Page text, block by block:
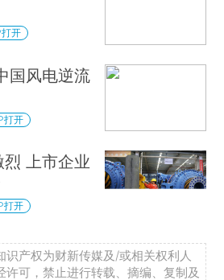
开
国风电逆流
打开
烈 上市企业
打开
识产权为财新传媒及/或相关权利人
许可，禁止进行转载、摘编、复制及